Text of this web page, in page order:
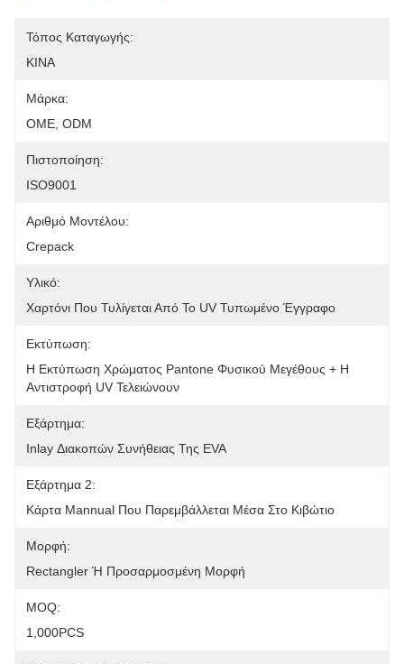
Τόπος Καταγωγής:
ΚΙΝΑ
Μάρκα:
OME, ODM
Πιστοποίηση:
ISO9001
Αριθμό Μοντέλου:
Crepack
Υλικό:
Χαρτόνι Που Τυλίγεται Από Το UV Τυπωμένο Έγγραφο
Εκτύπωση:
Η Εκτύπωση Χρώματος Pantone Φυσικού Μεγέθους + Η
Αντιστροφή UV Τελειώνουν
Εξάρτημα:
Inlay Διακοπών Συνήθειας Της EVA
Εξάρτημα 2:
Κάρτα Mannual Που Παρεμβάλλεται Μέσα Στο Κιβώτιο
Μορφή:
Rectangler Ή Προσαρμοσμένη Μορφή
MOQ:
1,000PCS